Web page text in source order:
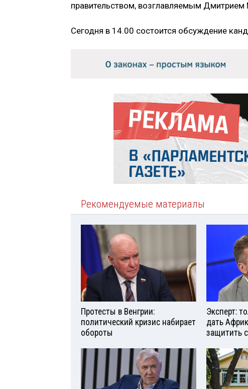
правительством, возглавляемым
Сегодня в 14.00 состоится обсуждение
Рекомендуемые материалы
Протесты в Венгрии:
политический кризис набирает
обороты
Эксперт:
дать
защитить